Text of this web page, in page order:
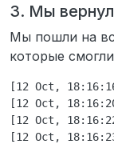
3. Мы
Мы пошли на
которые
[12 Oct,
[12 Oct,
[12 Oct,
[12 Oct,